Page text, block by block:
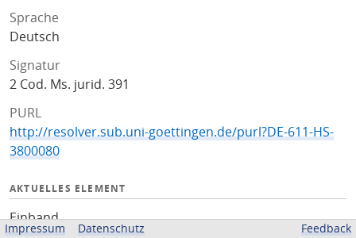
Sprache
Deutsch
Signatur
2 Cod. Ms. jurid. 391
PURL
http://resolver.sub.uni-goettingen.de/purl?DE-611-HS-
3800080
AKTUELLES ELEMENT
Einband
Impressum Datenschutz Feedback